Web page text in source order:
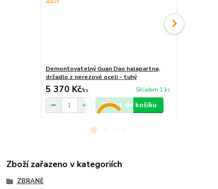
Demontovatelný Guan Dao halapartna,
držadlo z nerezové oceli - tuhý
5 370 Kč/ks Skladem 1 ks
Přidat do košíku
Zboží zařazeno v kategoriích
ZBRANĚ